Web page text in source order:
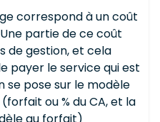
correspond à un coût
partie de ce coût
de gestion, et cela
payer le service qui est
se pose sur le modèle
ou % du CA, et la